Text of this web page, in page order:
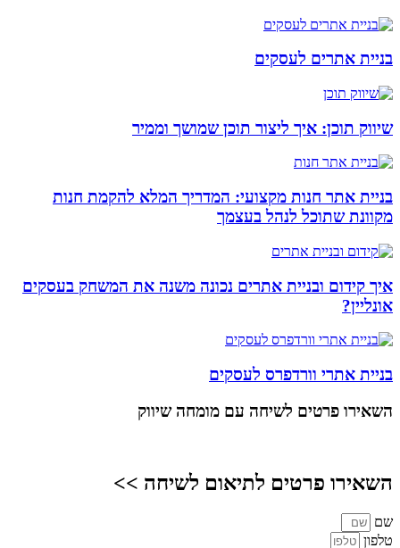
בניית אתרים לעסקים
שיווק תוכן: איך ליצור תוכן שמושך וממיר
בניית אתר חנות מקצועי: המדריך המלא להקמת חנות
מקוונת שתוכל לנהל בעצמך
איך קידום ובניית אתרים נכונה משנה את המשחק בעסקים
אונליין?
בניית אתרי וורדפרס לעסקים
השאירו פרטים לשיחה עם מומחה שיווק
השאירו פרטים לתיאום לשיחה >>
שם
טלפון